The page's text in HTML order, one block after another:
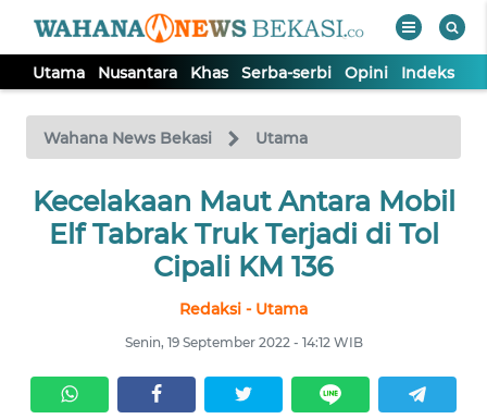
Utama Nusantara Khas Serba-serbi Opini Indeks
Wahana News Bekasi Utama
Kecelakaan Maut Antara Mobil
Elf Tabrak Truk Terjadi di Tol
Cipali KM 136
Redaksi - Utama
Senin, 19 September 2022 - 14:12 WIB
TV
Tutup
UTAMA
SERBA-
SERBI